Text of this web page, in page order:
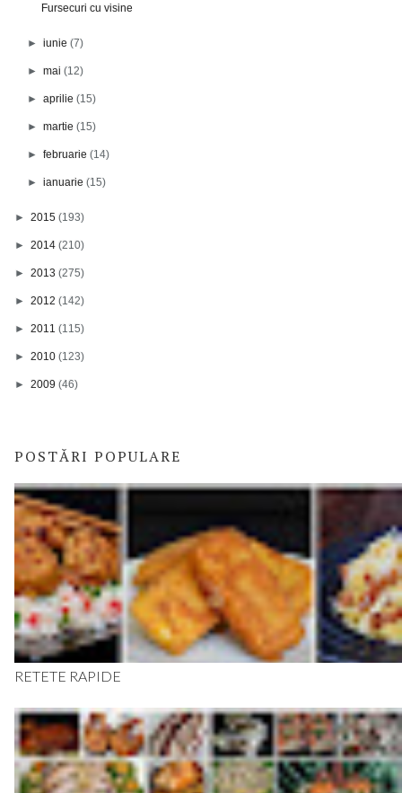
Fursecuri cu visine
►iunie(7)
►mai(12)
►aprilie(15)
►martie(15)
►februarie(14)
►ianuarie(15)
► 2015 (193)
► 2014 (210)
► 2013 (275)
► 2012 (142)
► 2011 (115)
► 2010 (123)
► 2009 (46)
POSTĂRI POPULARE
RETETE RAPIDE